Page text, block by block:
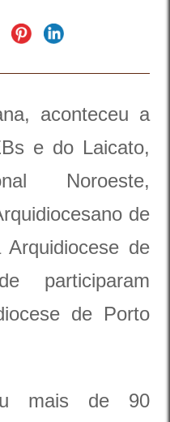
aconteceu a
e do Laicato,
Noroeste,
de
de
participaram
de Porto
mais de 90